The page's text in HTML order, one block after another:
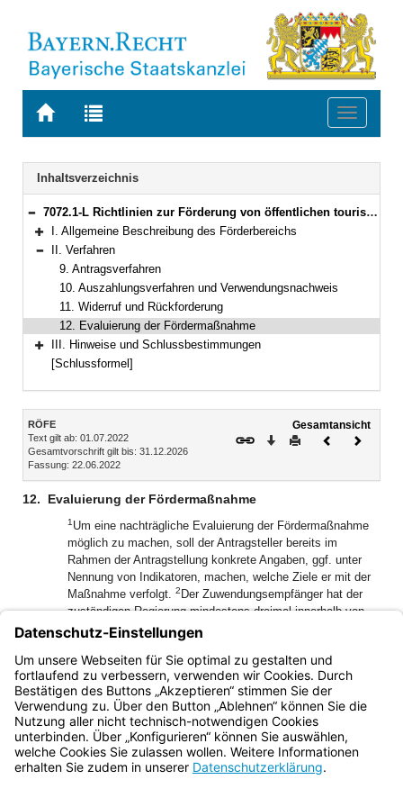
Zur
BAYERN.RECHT
Zur
letzten
Suche
Toggle
Navigation
Inhaltsverzeichnis
Bereich reduzieren
7072.1-L Richtlinien zur Förderung von öffentlichen touristischen Infrastruktureinrichtungen (RÖFE) Bekanntmachung des Bayerischen Staatsministeriums für Wirtschaft, Landesentwicklung und Energie vom 22. Juni 2022, Az. 73-3360/10/10 (BayMBl. Nr. 403)
Bereich erweitern
I. Allgemeine Beschreibung des Förderbereichs
Bereich reduzieren
II. Verfahren
9. Antragsverfahren
10. Auszahlungsverfahren und Verwendungsnachweis
11. Widerruf und Rückforderung
12. Evaluierung der Fördermaßnahme
Bereich erweitern
III. Hinweise und Schlussbestimmungen
[Schlussformel]
Inhalt
RÖFE
Text gilt ab: 01.07.2022
Gesamtvorschrift gilt bis: 31.12.2026
Fassung: 22.06.2022
Gesamtansicht
Download
DruckenVorheriges
12. Evaluierung der Fördermaßnahme
1Um eine nachträgliche Evaluierung der Fördermaßnahme
möglich zu machen, soll der Antragsteller bereits im
Rahmen der Antragstellung konkrete Angaben, ggf. unter
Nennung von Indikatoren, machen, welche Ziele er mit der
Maßnahme verfolgt. 2 Der Zuwendungsempfänger hat der
zuständigen Regierung mindestens dreimal innerhalb von
zehn Jahren nach Abschluss der Maßnahme einen Bericht
über die Zielerreichung anhand der im Antrag genannten
Indikatoren zu übermitteln.3Diese sind Grundlage für die im
Bescheid festzulegenden Ziele.
Bayern.de
BayernPortal